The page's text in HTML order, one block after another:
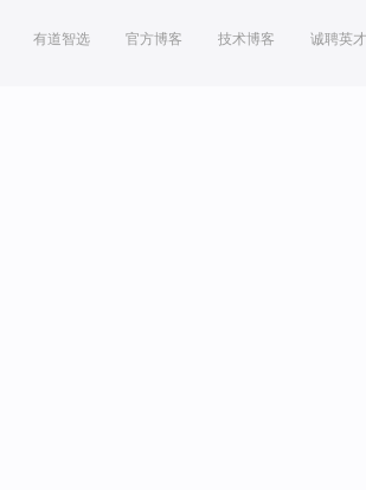
有道智选 官方博客 技术博客 诚聘英才